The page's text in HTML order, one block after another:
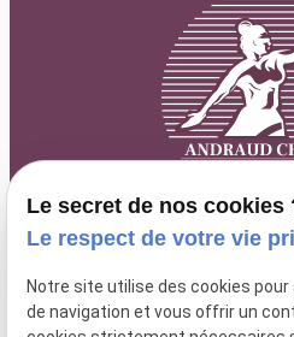
04 84 89 15 87
63 rue
13006
Le secret de nos cookies
Le respect de votre vie
Notre site utilise des cookies
de navigation et vous offrir un